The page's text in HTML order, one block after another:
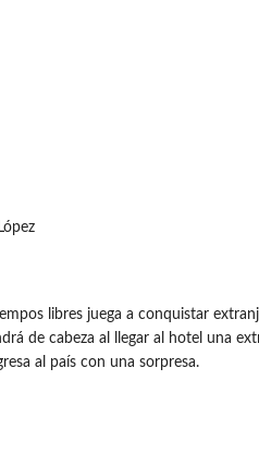
libres juega a conquistar
de cabeza al llegar al hotel una
al país con una sorpresa.